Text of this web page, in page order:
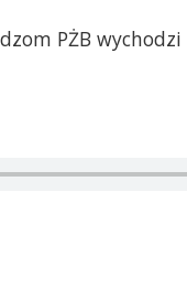
PŻB